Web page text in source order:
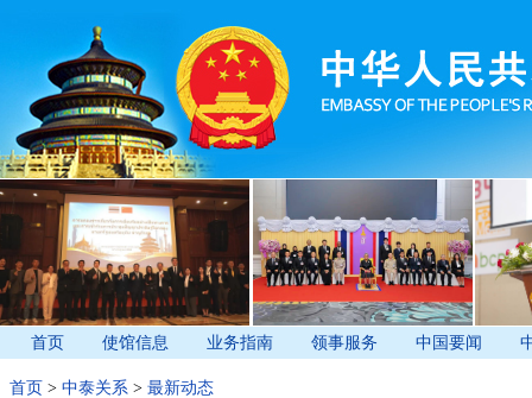
首页 使馆信息 业务指南 领事服务 中国要闻
首页 > 中泰关系 > 最新动态